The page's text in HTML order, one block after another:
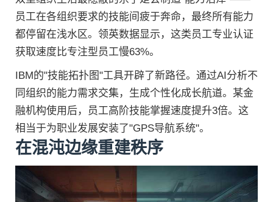
员工在各组织要求的技能间疲于奔命，最终所有能力
都停留在浅水区。领英数据显示，这类员工专业认证
获取速度比专注型员工慢63%。
IBM的"技能拓扑图"工具开辟了新路径。通过AI分析不
同组织的能力需求交集，生成个性化成长航道。某金
融机构使用后，员工高阶技能掌握速度提升3倍。这
相当于为职业发展安装了"GPS导航系统"。
在混沌边缘重建秩序